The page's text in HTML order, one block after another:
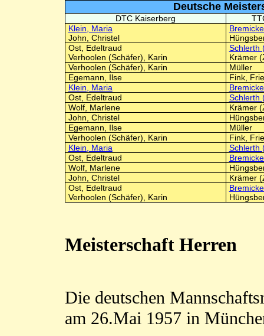
Deutsche
DTC Kaiserberg
Klein, Maria
John, Christel
Ost, Edeltraud
Verhoolen (Schäfer), Karin
Schlerth
Krämer
Verhoolen (Schäfer), Karin
Müller
Egemann, Ilse
Fink,
Klein, Maria
Ost, Edeltraud
Schlerth
Wolf, Marlene
Krämer
John, Christel
Egemann, Ilse
Müller
Verhoolen (Schäfer), Karin
Fink,
Klein, Maria
Schlerth
Ost, Edeltraud
Wolf, Marlene
John, Christel
Krämer
Ost, Edeltraud
Verhoolen (Schäfer), Karin
Meisterschaft Herren
Die deutschen
am 26.Mai 1957 in